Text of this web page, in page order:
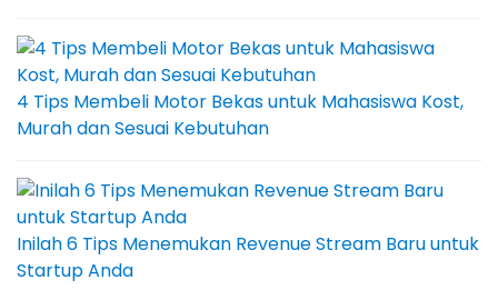
4 Tips Membeli Motor Bekas untuk Mahasiswa Kost,
Murah dan Sesuai Kebutuhan
Inilah 6 Tips Menemukan Revenue Stream Baru untuk
Startup Anda